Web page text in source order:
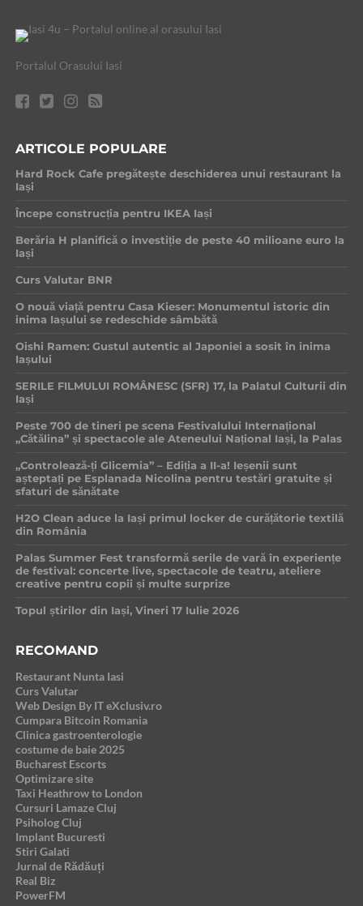
Portalul Orasului Iasi
ARTICOLE POPULARE
Hard Rock Cafe pregătește deschiderea unui restaurant la
Iași
Începe construcția pentru IKEA Iași
Berăria H planifică o investiție de peste 40 milioane euro la
Iași
Curs Valutar BNR
O nouă viață pentru Casa Kieser: Monumentul istoric din
inima Iașului se redeschide sâmbătă
Oishi Ramen: Gustul autentic al Japoniei a sosit în inima
Iașului
SERILE FILMULUI ROMÂNESC (SFR) 17, la Palatul Culturii din
Iași
Peste 700 de tineri pe scena Festivalului Internațional
„Cătălina” și spectacole ale Ateneului Național Iași, la Palas
„Controlează-ți Glicemia” – Ediția a II-a! Ieșenii sunt
așteptați pe Esplanada Nicolina pentru testări gratuite și
sfaturi de sănătate
H2O Clean aduce la Iași primul locker de curățătorie textilă
din România
Palas Summer Fest transformă serile de vară în experiențe
de festival: concerte live, spectacole de teatru, ateliere
creative pentru copii și multe surprize
Topul știrilor din Iași, Vineri 17 Iulie 2026
RECOMAND
Restaurant Nunta Iasi
Curs Valutar
Web Design By IT eXclusiv.ro
Cumpara Bitcoin Romania
Clinica gastroenterologie
costume de baie 2025
Bucharest Escorts
Optimizare site
Taxi Heathrow to London
Cursuri Lamaze Cluj
Psiholog Cluj
Implant Bucuresti
Stiri Galati
Jurnal de Rădăuți
Real Biz
PowerFM